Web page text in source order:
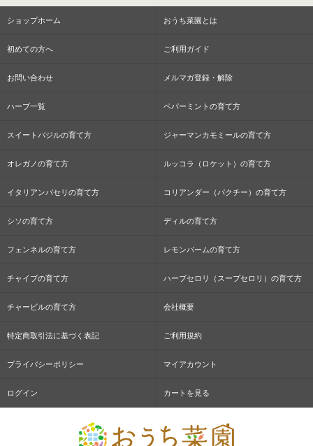
ショップホーム おうち菜園とは
初めての方へ ご利用ガイド
お問い合わせ メルマガ登録・解除
ハーブ一覧 ペパーミントの育て方
スイートバジルの育て方 ジャーマンカモミールの育て方
オレガノの育て方 ルッコラ（ロケット）の育て方
イタリアンパセリの育て方 コリアンダー（パクチー）の育て方
シソの育て方 ディルの育て方
フェンネルの育て方 レモンバームの育て方
チャイブの育て方 ハーブセロリ（スープセロリ）の育て方
チャービルの育て方 会社概要
特定商取引法に基づく表記 ご利用規約
プライバシーポリシー マイアカウント
ログイン カートを見る